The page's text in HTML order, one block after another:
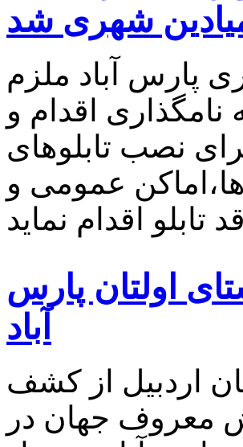
شهری شد
پارس آباد ملزم
اقدام و
نصب تابلوهای
عمومی و
اولتان پارس
آباد
اردبیل از کشف
معروف جهان در